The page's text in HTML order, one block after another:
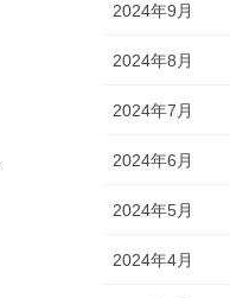
2024年9月
2024年8月
2024年7月
2024年6月
2024年5月
2024年4月